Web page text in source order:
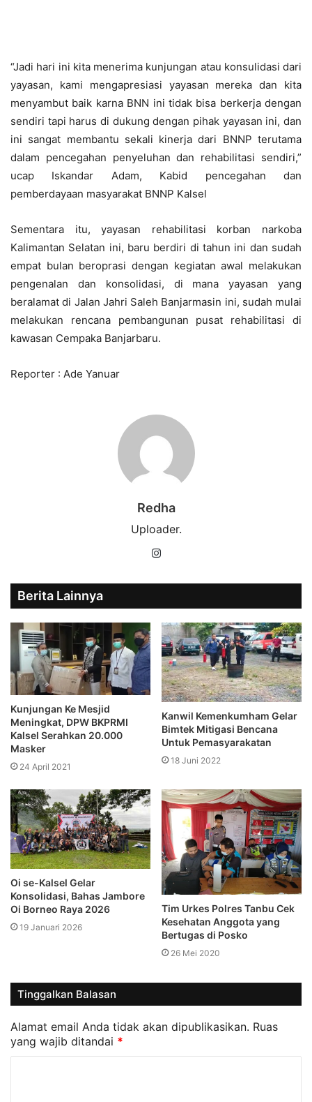
“Jadi hari ini kita menerima kunjungan atau konsulidasi dari
yayasan, kami mengapresiasi yayasan mereka dan kita
menyambut baik karna BNN ini tidak bisa berkerja dengan
sendiri tapi harus di dukung dengan pihak yayasan ini, dan
ini sangat membantu sekali kinerja dari BNNP terutama
dalam pencegahan penyeluhan dan rehabilitasi sendiri,”
ucap Iskandar Adam, Kabid pencegahan dan
pemberdayaan masyarakat BNNP Kalsel
Sementara itu, yayasan rehabilitasi korban narkoba
Kalimantan Selatan ini, baru berdiri di tahun ini dan sudah
empat bulan beroprasi dengan kegiatan awal melakukan
pengenalan dan konsolidasi, di mana yayasan yang
beralamat di Jalan Jahri Saleh Banjarmasin ini, sudah mulai
melakukan rencana pembangunan pusat rehabilitasi di
kawasan Cempaka Banjarbaru.
Reporter : Ade Yanuar
Redha
Uploader.
Instagram
Berita Lainnya
Kunjungan Ke Mesjid
Meningkat, DPW BKPRMI
Kalsel Serahkan 20.000
Masker
24 April 2021
Kanwil Kemenkumham Gelar
Bimtek Mitigasi Bencana
Untuk Pemasyarakatan
18 Juni 2022
Oi se-Kalsel Gelar
Konsolidasi, Bahas Jambore
Oi Borneo Raya 2026
19 Januari 2026
Tim Urkes Polres Tanbu Cek
Kesehatan Anggota yang
Bertugas di Posko
26 Mei 2020
Tinggalkan Balasan
Alamat email Anda tidak akan dipublikasikan. Ruas
yang wajib ditandai *